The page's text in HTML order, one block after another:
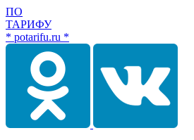
ПО
ТАРИФУ
* potarifu.ru *